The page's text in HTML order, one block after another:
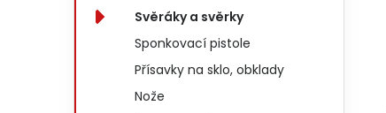
Svěráky a svěrky
Sponkovací pistole
Přísavky na sklo, obklady
Nože